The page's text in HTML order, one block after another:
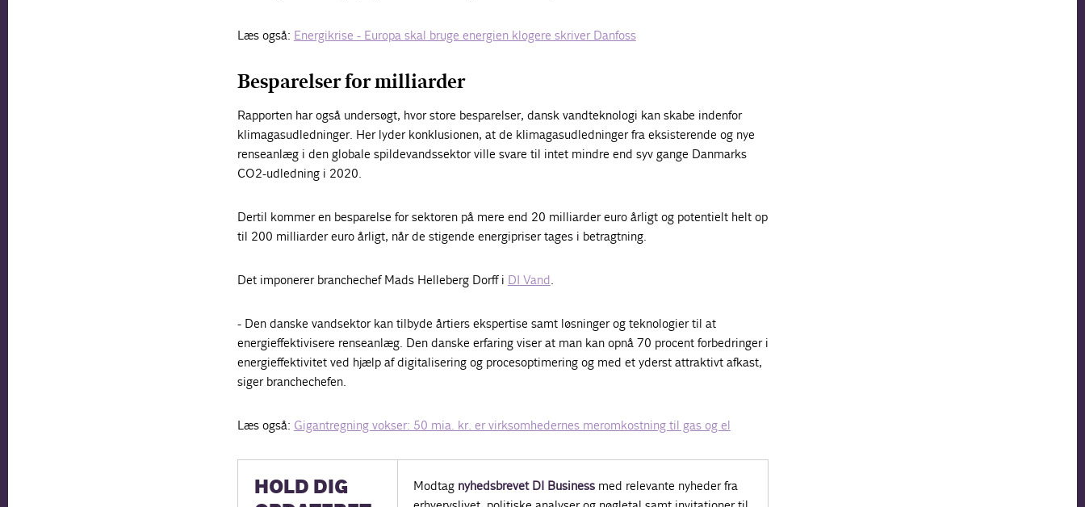
Læs også: Energikrise - Europa skal bruge energien klogere skriver Danfoss
Besparelser for milliarder
Rapporten har også undersøgt, hvor store besparelser, dansk vandteknologi kan skabe indenfor
klimagasudledninger. Her lyder konklusionen, at de klimagasudledninger fra eksisterende og nye
renseanlæg i den globale spildevandssektor ville svare til intet mindre end syv gange Danmarks
CO2-udledning i 2020.
Dertil kommer en besparelse for sektoren på mere end 20 milliarder euro årligt og potentielt helt op
til 200 milliarder euro årligt, når de stigende energipriser tages i betragtning.
Det imponerer branchechef Mads Helleberg Dorff i DI Vand.
- Den danske vandsektor kan tilbyde årtiers ekspertise samt løsninger og teknologier til at
energieffektivisere renseanlæg. Den danske erfaring viser at man kan opnå 70 procent forbedringer i
energieffektivitet ved hjælp af digitalisering og procesoptimering og med et yderst attraktivt afkast,
siger branchechefen.
Læs også: Gigantregning vokser: 50 mia. kr. er virksomhedernes meromkostning til gas og el
HOLD DIG
Modtag nyhedsbrevet DI Businessmed relevante nyheder fra